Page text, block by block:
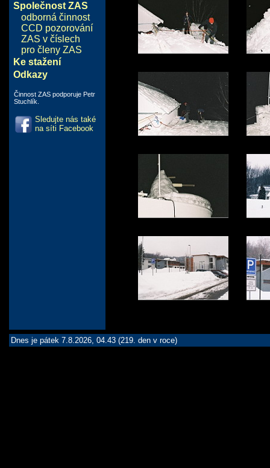
Společnost ZAS
odborná činnost
CCD pozorování
ZAS v číslech
pro členy ZAS
Ke stažení
Odkazy
Činnost ZAS podporuje Petr
Stuchlík.
Sledujte nás také
na síti Facebook
Dnes je pátek 7.8.2026, 04.43 (219. den v roce)